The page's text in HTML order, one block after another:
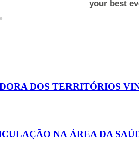
DOS TERRITÓRIOS
NA ÁREA DA